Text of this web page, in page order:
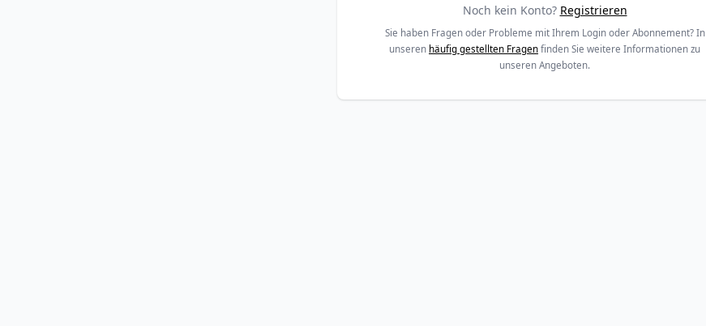
Noch kein Konto? Registrieren
Sie haben Fragen oder Probleme mit Ihrem Login oder Abonnement? In
unseren häufig gestellten Fragen finden Sie weitere Informationen zu
unseren Angeboten.